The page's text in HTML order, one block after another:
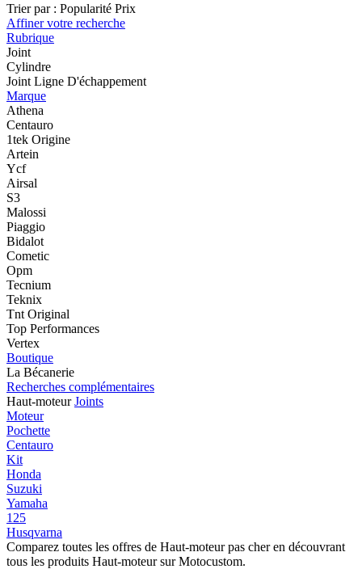
Trier par : Popularité Prix
Affiner votre recherche
Rubrique
Joint
Cylindre
Joint Ligne D'échappement
Marque
Athena
Centauro
1tek Origine
Artein
Ycf
Airsal
S3
Malossi
Piaggio
Bidalot
Cometic
Opm
Tecnium
Teknix
Tnt Original
Top Performances
Vertex
Boutique
La Bécanerie
Recherches complémentaires
Haut-moteur Joints
Moteur
Pochette
Centauro
Kit
Honda
Suzuki
Yamaha
125
Husqvarna
Comparez toutes les offres de Haut-moteur pas cher en découvrant
tous les produits Haut-moteur sur Motocustom.